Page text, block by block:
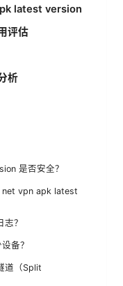
latest version
评估
析
是否安全？
net vpn apk latest
？
备？
道（Split